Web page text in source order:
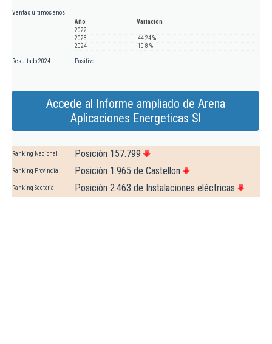
Ventas últimos años
Año
Variación
2022
2023
-44,24 %
2024
-10,8 %
Resultado 2024 Positivo
Accede al Informe ampliado de Arena
Aplicaciones Energeticas Sl
Ranking Nacional Posición 157.799
Ranking Provincial Posición 1.965 de Castellon
Ranking Sectorial Posición 2.463 de Instalaciones eléctricas